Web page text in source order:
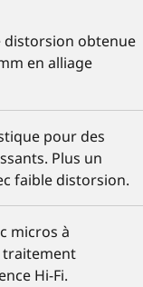
distorsion obtenue
en alliage
pour des
Plus un
faible distorsion.
micros à
traitement
Hi-Fi.